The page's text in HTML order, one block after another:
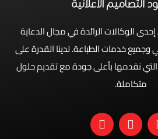
الوكالات الرائدة في مجال الدعاية
وجميع خدمات الطباعة. لدينا القدرة على
نقدمها بأعلى جودة مع تقديم حلول
متكاملة.